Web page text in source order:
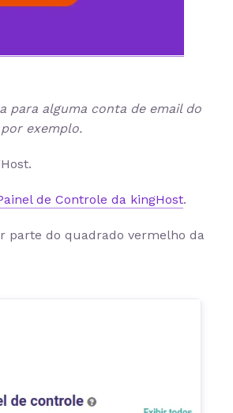
para alguma conta de email do
exemplo.
de Controle da kingHost.
parte do quadrado vermelho da